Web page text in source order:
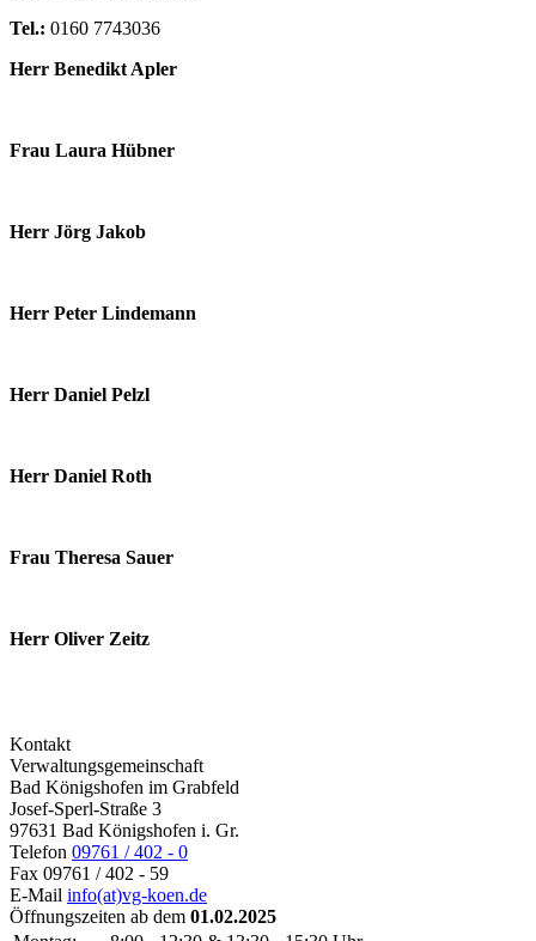
Tel.: 0160 7743036
Herr Benedikt Apler
Frau Laura Hübner
Herr Jörg Jakob
Herr Peter Lindemann
Herr Daniel Pelzl
Herr Daniel Roth
Frau Theresa Sauer
Herr Oliver Zeitz
Kontakt
Verwaltungsgemeinschaft
Bad Königshofen im Grabfeld
Josef-Sperl-Straße 3
97631 Bad Königshofen i. Gr.
Telefon 09761 / 402 - 0
Fax 09761 / 402 - 59
E-Mail info(at)vg-koen.de
Öffnungszeiten ab dem 01.02.2025